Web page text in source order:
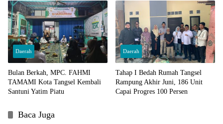
Daerah
Bulan Berkah, MPC. FAHMI
TAMAMI Kota Tangsel Kembali
Santuni Yatim Piatu
Daerah
Tahap I Bedah Rumah Tangsel
Rampung Akhir Juni, 186 Unit
Capai Progres 100 Persen
Baca Juga